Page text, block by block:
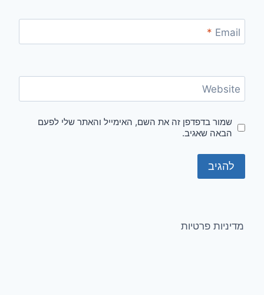
Email
*
Website
שמור בדפדפן זה את השם, האימייל והאתר שלי לפעם
הבאה שאגיב.
מדיניות פרטיות